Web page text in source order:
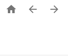
  